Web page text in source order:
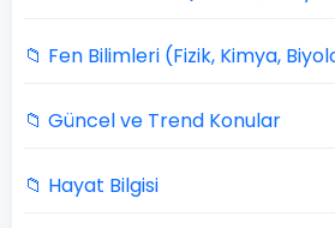
📁 Fen Bilimleri (Fizik, Kimya,
📁 Güncel ve Trend Konular
📁 Hayat Bilgisi